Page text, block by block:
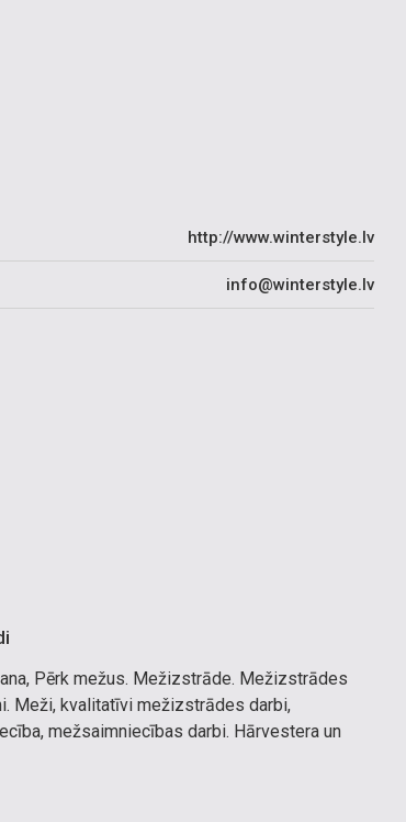
http://www.winterstyle.lv
info@winterstyle.lv
Pērk mežus. Mežizstrāde. Mežizstrādes
Meži, kvalitatīvi mežizstrādes darbi,
mežsaimniecības darbi. Hārvestera un
kokvedēja pakalpojumi, kokvedējs.